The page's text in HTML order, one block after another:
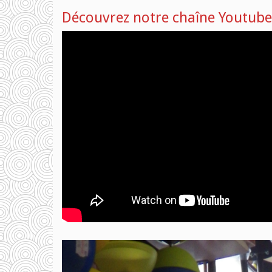
Découvrez notre chaîne